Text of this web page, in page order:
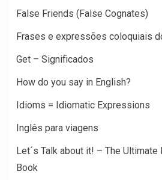
False Friends (False Cognates)
Frases e expressões coloquiais
Get – Significados
How do you say in English?
Idioms = Idiomatic Expressions
Inglês para viagens
Let´s Talk about it! – The Ultimate
Book